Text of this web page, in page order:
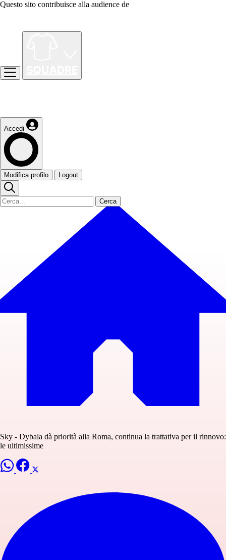
Questo sito contribuisce alla audience de
Accedi
Modifica profilo Logout
Cerca
Sky - Dybala dà priorità alla Roma, continua la trattativa per il rinnovo:
le ultimissime